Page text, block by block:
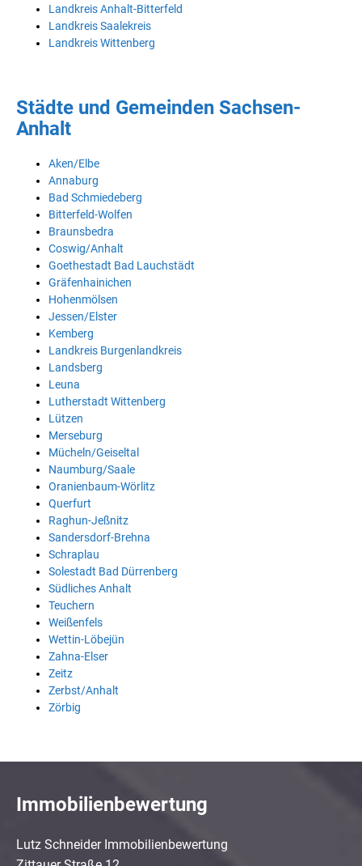
Landkreis Anhalt-Bitterfeld
Landkreis Saalekreis
Landkreis Wittenberg
Städte und Gemeinden Sachsen-
Anhalt
Aken/Elbe
Annaburg
Bad Schmiedeberg
Bitterfeld-Wolfen
Braunsbedra
Coswig/Anhalt
Goethestadt Bad Lauchstädt
Gräfenhainichen
Hohenmölsen
Jessen/Elster
Kemberg
Landkreis Burgenlandkreis
Landsberg
Leuna
Lutherstadt Wittenberg
Lützen
Merseburg
Mücheln/Geiseltal
Naumburg/Saale
Oranienbaum-Wörlitz
Querfurt
Raghun-Jeßnitz
Sandersdorf-Brehna
Schraplau
Solestadt Bad Dürrenberg
Südliches Anhalt
Teuchern
Weißenfels
Wettin-Löbejün
Zahna-Elser
Zeitz
Zerbst/Anhalt
Zörbig
Immobilienbewertung
Lutz Schneider Immobilienbewertung